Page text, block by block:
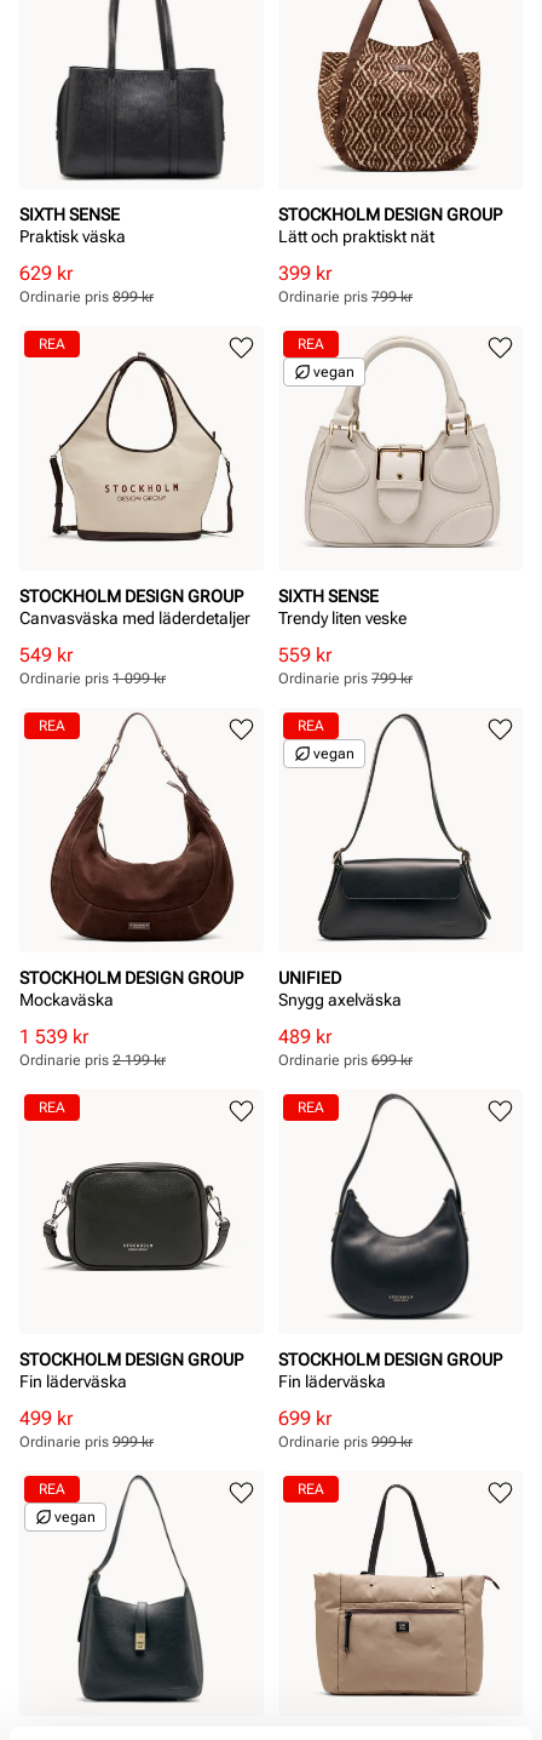
SIXTH SENSE
Praktisk väska
Rabatterat
pris
Pris
629 kr
Ordinarie
pris
Pris
Ordinarie pris 899 kr
STOCKHOLM DESIGN GROUP
Lätt och praktiskt nät
Rabatterat
pris
Pris
399 kr
Ordinarie
pris
Pris
Ordinarie pris 799 kr
STOCKHOLM DESIGN GROUP
Canvasväska med läderdetaljer
Rabatterat
pris
Pris
549 kr
Ordinarie
pris
Pris
Ordinarie pris 1 099 kr
REA
SIXTH SENSE
Trendy liten veske
Rabatterat
pris
Pris
559 kr
Ordinarie
pris
Pris
Ordinarie pris 799 kr
REA
vegan
STOCKHOLM DESIGN GROUP
Mockaväska
Rabatterat
pris
Pris
1 539 kr
Ordinarie
pris
Pris
Ordinarie pris 2 199 kr
REA
UNIFIED
Snygg axelväska
Rabatterat
pris
Pris
489 kr
Ordinarie
pris
Pris
Ordinarie pris 699 kr
REA
vegan
STOCKHOLM DESIGN GROUP
Fin läderväska
Rabatterat
pris
Pris
499 kr
Ordinarie
pris
Pris
Ordinarie pris 999 kr
REA
STOCKHOLM DESIGN GROUP
Fin läderväska
Rabatterat
pris
Pris
699 kr
Ordinarie
pris
Pris
Ordinarie pris 999 kr
REA
REA
vegan
REA